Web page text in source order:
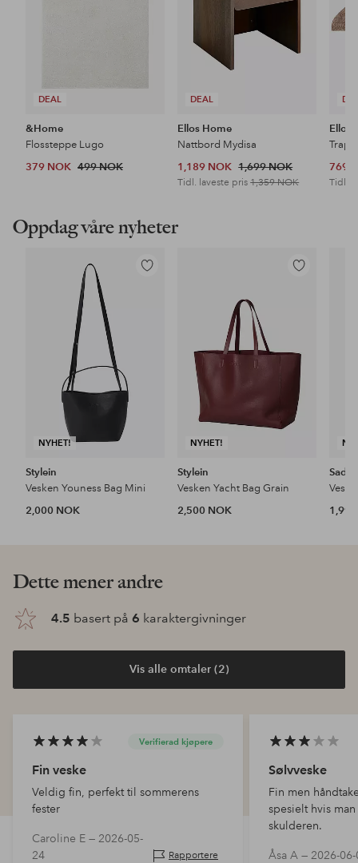
DEAL
&Home
Flossteppe Lugo
379 NOK 499 NOK
DEAL
Ellos Home
Nattbord Mydisa
1,189 NOK 1,699 NOK
Tidl. laveste pris1,359 NOK
Ellos
769
Tidl.
Oppdag våre nyheter
NYHET!
Legg
Stylein
Vesken Youness Bag Mini
2,000 NOK
NYHET!
Legg
Stylein
Vesken Yacht Bag Grain
2,500 NOK
Dette mener andre
4.5 basert på 6 karaktergivninger
Vis alle omtaler (2)
Verifierad kjøpere
Fin veske
Veldig fin, perfekt til sommerens
fester
Caroline E — 2026-05-
24
Rapportere
Sølvveske
Fin men
spesielt hvis
skulderen.
Åsa A — 2026-